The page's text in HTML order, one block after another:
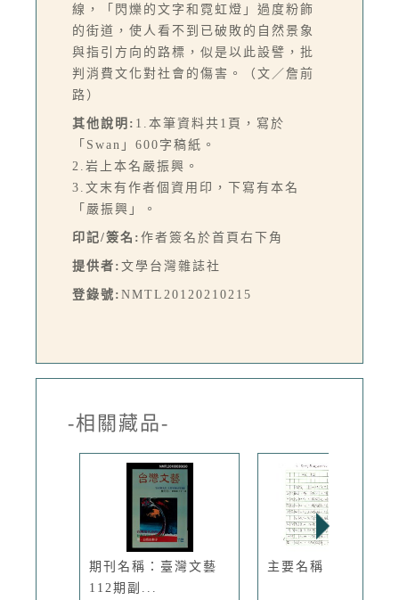
線，「閃爍的文字和霓虹燈」過度粉飾
的街道，使人看不到已破敗的自然景象
與指引方向的路標，似是以此設譬，批
判消費文化對社會的傷害。（文／詹前
路）
其他說明: 1.本筆資料共1頁，寫於
「Swan」600字稿紙。
2.岩上本名嚴振興。
3.文末有作者個資用印，下寫有本名
「嚴振興」。
印記/簽名: 作者簽名於首頁右下角
提供者: 文學台灣雜誌社
登錄號: NMTL20120210215
-相關藏品-
期刊名稱：臺灣文藝
112期副...
主要名稱：保險